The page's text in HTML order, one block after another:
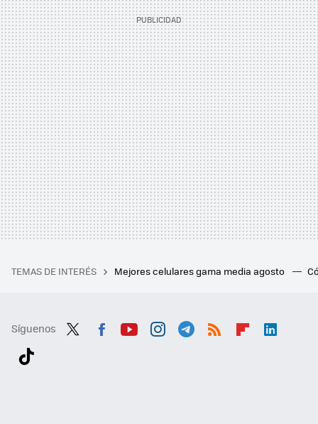
TEMAS DE INTERÉS Mejores celulares gama media agosto
Síguenos